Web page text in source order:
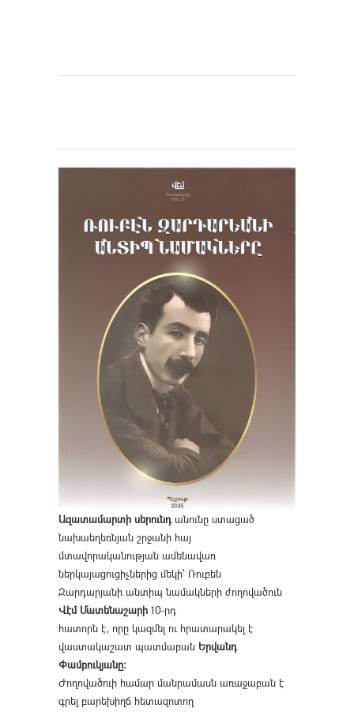
Ազատամարտի սերունդանունը ստացած
նախաեղեռնյան շրջանի հայ
մտավորականության ամենավառ
ներկայացուցիչներից մեկի՝ Ռուբեն
Զարդարյանի անտիպ նամակների ժողովածուն
Վէմ Մատենաշարի 10-րդ
հատորն է, որը կազմել ու հրատարակել է
վաստակաշատ պատմաբան Երվանդ
Փամբուկյանը։
Ժողովածուի համար մանրամասն առաջաբան է
գրել բարեխիղճ հետազոտող